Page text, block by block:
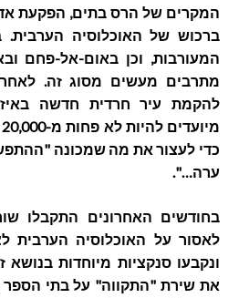
המקרים של הרס בתים, הפקעת
ברכוש של האוכלוסיה הערבית.
המעורבות, וכן באום-אל-פחם
מתרבים מעשים מסוג זה.
להקמת עיר חרדית חדשה
כדי לעצור את מה שמכונה
ערה…".
בחודשים האחרונים התקבלו
לאסור על האוכלוסיה הערבית
ונקבעו סנקציות מיוחדות בנושא
את שירת "התקווה" על בתי הספר